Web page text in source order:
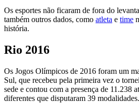
Os esportes não ficaram de fora do
também outros dados, como atleta e time
história.
Rio 2016
Os Jogos Olímpicos de 2016 foram um
Sul, que recebeu pela primeira vez o
sede e contou com a presença de 11.238
diferentes que disputaram 39 modalidades.